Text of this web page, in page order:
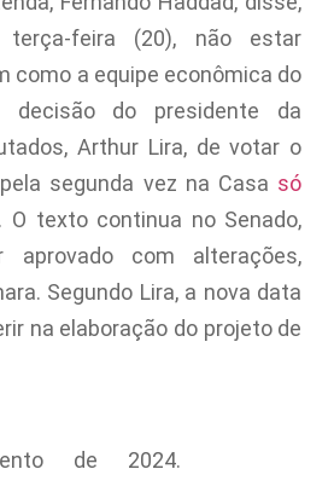
feira (20), não estar
como a equipe econômica do
decisão do presidente da
Arthur Lira, de votar o
segunda vez na Casa só
. O texto continua no Senado,
aprovado com alterações,
Segundo Lira, a nova data
na elaboração do projeto de
de 2024.